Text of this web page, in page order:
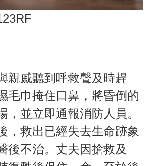
親戚聽到呼救聲及時趕
毛巾掩住口鼻，將昏倒的
，並立即通報消防人員。
，救出已經失去生命跡象
後不治。丈夫因搶救及